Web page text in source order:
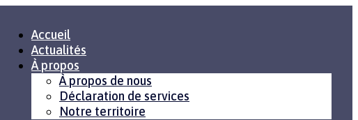
Accueil
Actualités
À propos
À propos de nous
Déclaration de services
Notre territoire